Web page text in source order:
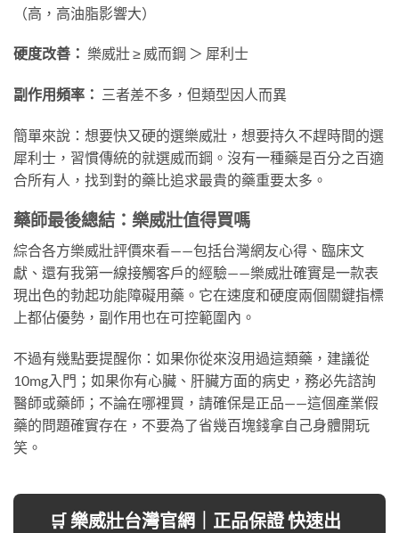
（高，高油脂影響大）
硬度改善： 樂威壯 ≥ 威而鋼 ＞ 犀利士
副作用頻率： 三者差不多，但類型因人而異
簡單來說：想要快又硬的選樂威壯，想要持久不趕時間的選
犀利士，習慣傳統的就選威而鋼。沒有一種藥是百分之百適
合所有人，找到對的藥比追求最貴的藥重要太多。
藥師最後總結：樂威壯值得買嗎
綜合各方樂威壯評價來看——包括台灣網友心得、臨床文
獻、還有我第一線接觸客戶的經驗——樂威壯確實是一款表
現出色的勃起功能障礙用藥。它在速度和硬度兩個關鍵指標
上都佔優勢，副作用也在可控範圍內。
不過有幾點要提醒你：如果你從來沒用過這類藥，建議從
10mg入門；如果你有心臟、肝臟方面的病史，務必先諮詢
醫師或藥師；不論在哪裡買，請確保是正品——這個產業假
藥的問題確實存在，不要為了省幾百塊錢拿自己身體開玩
笑。
🛒 樂威壯台灣官網｜正品保證 快速出